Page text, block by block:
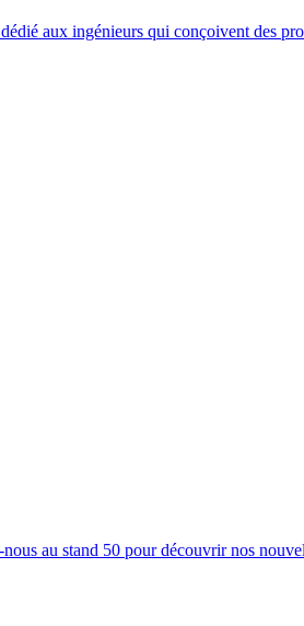
aux ingénieurs qui conçoivent des
au stand 50 pour découvrir nos